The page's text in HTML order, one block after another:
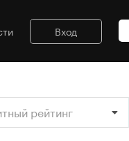
Вход
рейтинг